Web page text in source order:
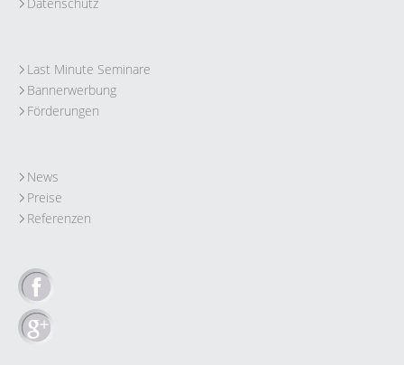
Last Minute Seminare
Bannerwerbung
Förderungen
News
Preise
Referenzen